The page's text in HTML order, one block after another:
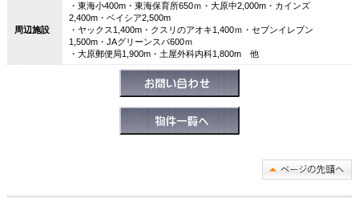
周辺施設
・東海小400m・東海保育所650ｍ・大原中2,000m・カインズ
2,400m・ベイシア2,500m
・ヤックス1,400m・クスリのアオキ1,400ｍ・セブンイレブン
1,500m・JAグリーンスパ600ｍ
・大原郵便局1,900m・土屋外科内科1,800m 他